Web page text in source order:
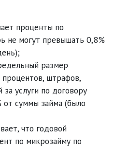
проценты по
не могут превышать 0,8%
размер
штрафов,
за услуги по договору
от суммы займа (было
что годовой
по микрозайму по